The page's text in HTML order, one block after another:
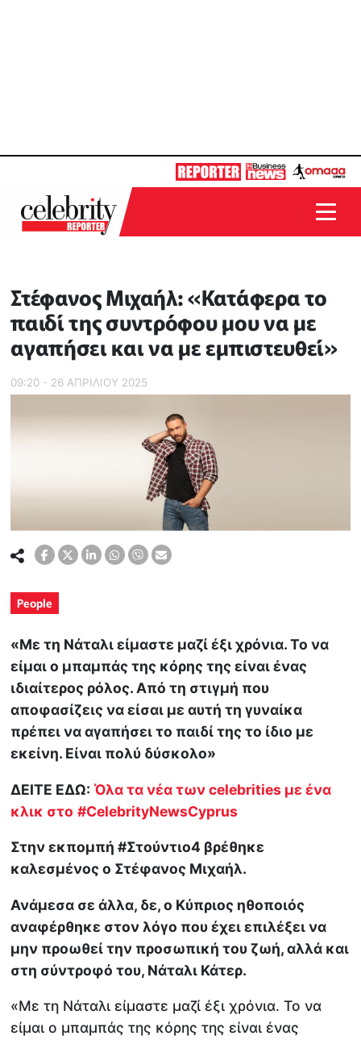
Στέφανος Μιχαήλ: «Κατάφερα το
παιδί της συντρόφου μου να με
αγαπήσει και να με εμπιστευθεί»
09:20 - 26 ΑΠΡΙΛΙΟΥ 2025
People
«Με τη Νάταλι είμαστε μαζί έξι χρόνια. Το να
είμαι ο μπαμπάς της κόρης της είναι ένας
ιδιαίτερος ρόλος. Από τη στιγμή που
αποφασίζεις να είσαι με αυτή τη γυναίκα
πρέπει να αγαπήσει το παιδί της το ίδιο με
εκείνη. Είναι πολύ δύσκολο»
ΔΕΙΤΕ ΕΔΩ: Όλα τα νέα των celebrities με ένα
κλικ στο #CelebrityNewsCyprus
Στην εκπομπή #Στούντιο4 βρέθηκε
καλεσμένος ο Στέφανος Μιχαήλ.
Ανάμεσα σε άλλα, δε, ο Κύπριος ηθοποιός
αναφέρθηκε στον λόγο που έχει επιλέξει να
μην προωθεί την προσωπική του ζωή, αλλά και
στη σύντροφό του, Νάταλι Κάτερ.
«Με τη Νάταλι είμαστε μαζί έξι χρόνια. Το να
είμαι ο μπαμπάς της κόρης της είναι ένας